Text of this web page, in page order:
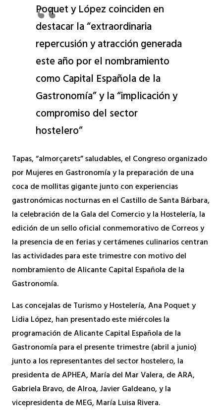
Poquet y López coinciden en
destacar la “extraordinaria
repercusión y atracción generada
este año por el nombramiento
como Capital Española de la
Gastronomía” y la “implicación y
compromiso del sector
hostelero”
Tapas, “almorçarets” saludables, el Congreso organizado
por Mujeres en Gastronomía y la preparación de una
coca de mollitas gigante junto con experiencias
gastronómicas nocturnas en el Castillo de Santa Bárbara,
la celebración de la Gala del Comercio y la Hostelería, la
edición de un sello oficial conmemorativo de Correos y
la presencia de en ferias y certámenes culinarios centran
las actividades para este trimestre con motivo del
nombramiento de Alicante Capital Española de la
Gastronomía.
Las concejalas de Turismo y Hostelería, Ana Poquet y
Lidia López, han presentado este miércoles la
programación de Alicante Capital Española de la
Gastronomía para el presente trimestre (abril a junio)
junto a los representantes del sector hostelero, la
presidenta de APHEA, María del Mar Valera, de ARA,
Gabriela Bravo, de Alroa, Javier Galdeano, y la
vicepresidenta de MEG, María Luisa Rivera.